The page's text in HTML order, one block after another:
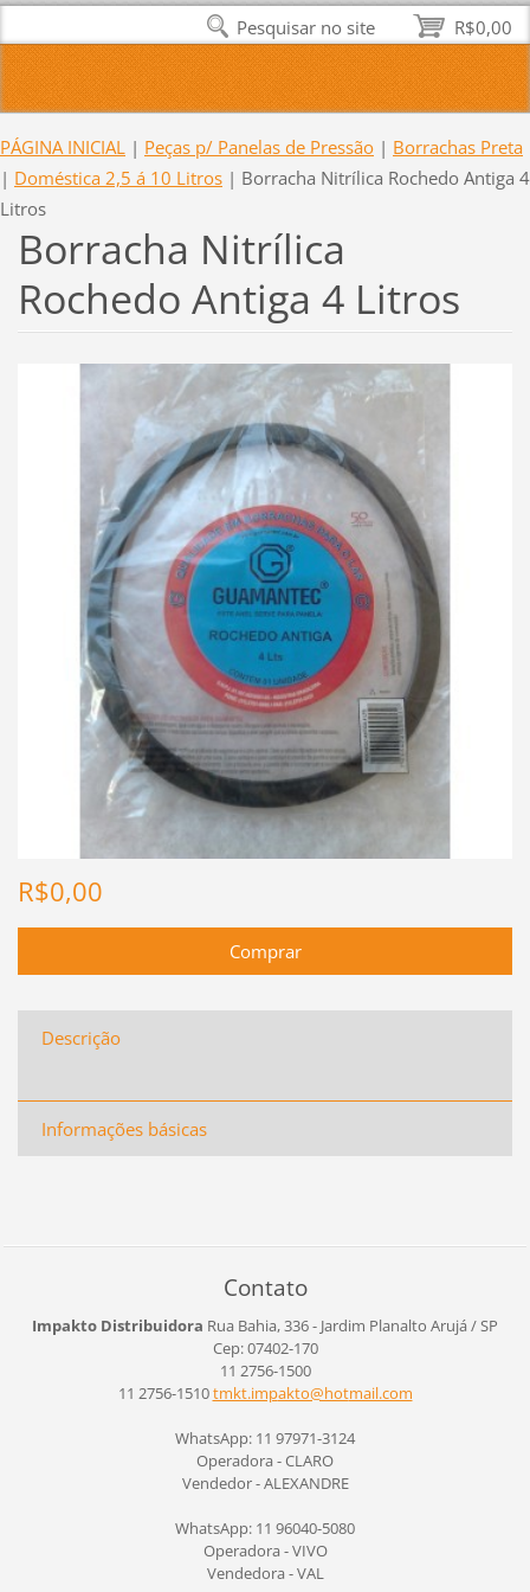
PÁGINA INICIAL | Peças p/ Panelas de Pressão | Borrachas Preta
| Doméstica 2,5 á 10 Litros | Borracha Nitrílica Rochedo Antiga 4
Litros
Borracha Nitrílica
Rochedo Antiga 4 Litros
R$0,00
Descrição
Informações básicas
Contato
Impakto Distribuidora Rua Bahia, 336 - Jardim Planalto Arujá / SP
Cep: 07402-170
11 2756-1500
11 2756-1510tmkt.impakto@hotmail.com
WhatsApp: 11 97971-3124
Operadora - CLARO
Vendedor - ALEXANDRE
WhatsApp: 11 96040-5080
Operadora - VIVO
Vendedora - VAL
R$0,00
Pesquisar no site